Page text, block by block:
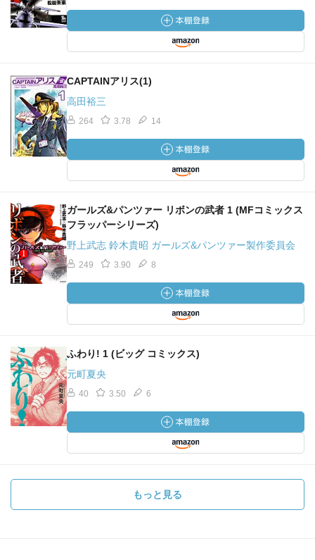
CAPTAINアリス(1)
高田裕三
264 3.78 14
ガールズ&パンツァー リボンの武者 1 (MFコミックス
フラッパーシリーズ)
野上武志 鈴木貴昭 ガールズ&パンツァー製作委員会
249 3.90 8
ふわり! 1 (ビッグ コミックス)
元町夏央
40 3.50 6
もっと見る